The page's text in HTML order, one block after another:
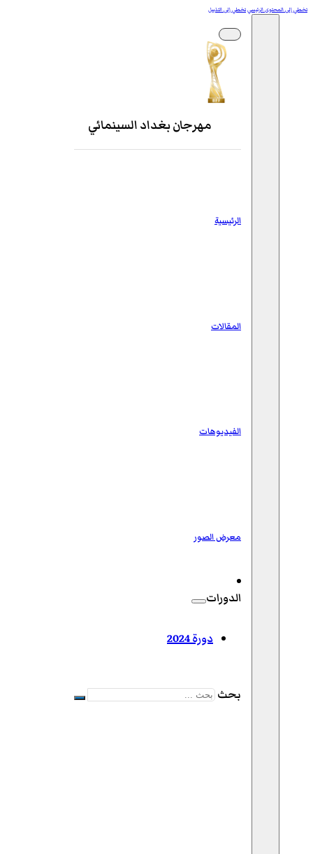
تخطي إلى المحتوى الرئيسيتخطي إلى التذييل
مهرجان بغداد السينمائي
الرئيسية
المقالات
الفيديوهات
معرض الصور
الدورات
دورة 2024
بحث